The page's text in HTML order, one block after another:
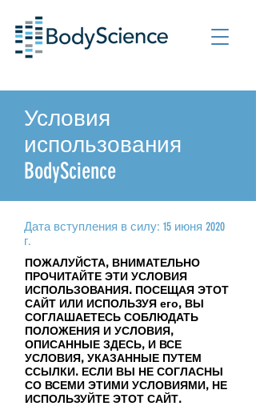
Условия
использования
BodyScience
Дата вступления в силу: 15 июня 2020
г.
ПОЖАЛУЙСТА, ВНИМАТЕЛЬНО
ПРОЧИТАЙТЕ ЭТИ УСЛОВИЯ
ИСПОЛЬЗОВАНИЯ. ПОСЕЩАЯ ЭТОТ
САЙТ ИЛИ ИСПОЛЬЗУЯ его, ВЫ
СОГЛАШАЕТЕСЬ СОБЛЮДАТЬ
ПОЛОЖЕНИЯ И УСЛОВИЯ,
ОПИСАННЫЕ ЗДЕСЬ, И ВСЕ
УСЛОВИЯ, УКАЗАННЫЕ ПУТЕМ
ССЫЛКИ. ЕСЛИ ВЫ НЕ СОГЛАСНЫ
СО ВСЕМИ ЭТИМИ УСЛОВИЯМИ, НЕ
ИСПОЛЬЗУЙТЕ ЭТОТ САЙТ.